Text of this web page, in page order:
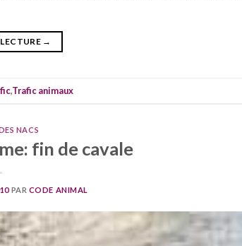
→
,Trafic animaux
NACS
fin de cavale
PAR CODE ANIMAL